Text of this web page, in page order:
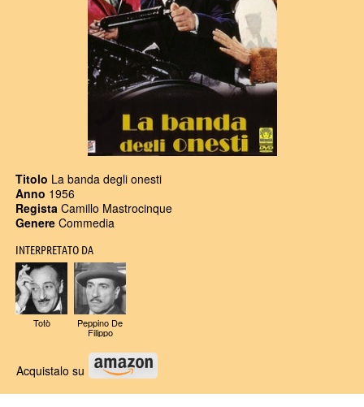
Titolo La banda degli onesti
Anno 1956
Regista Camillo Mastrocinque
Genere Commedia
INTERPRETATO DA
Totò Peppino De
Filippo
Acquistalo su